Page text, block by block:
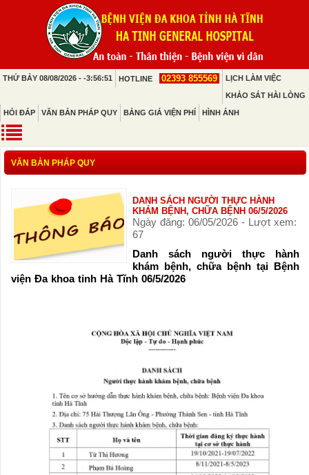
THỨ BẢY 08/08/2026 - -3:56:51 HOTLINE 02393 855569 LỊCH LÀM VIỆC
KHẢO SÁT HÀI LÒNG
HỎI ĐÁP VĂN BẢN PHÁP QUY BẢNG GIÁ VIỆN PHÍ HÌNH ẢNH
VĂN BẢN PHÁP QUY
DANH SÁCH NGƯỜI THỰC HÀNH
KHÁM BỆNH, CHỮA BỆNH 06/5/2026
Ngày đăng: 06/05/2026 - Lượt xem:
67
Danh sách người thực hành
khám bệnh, chữa bệnh tại Bệnh
viện Đa khoa tỉnh Hà Tĩnh 06/5/2026